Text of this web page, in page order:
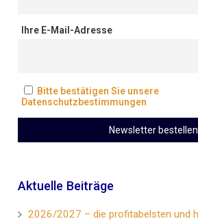
Ihre E-Mail-Adresse
Bitte bestätigen Sie unsere
Datenschutzbestimmungen
Aktuelle Beiträge
2026/2027 – die profitabelsten und